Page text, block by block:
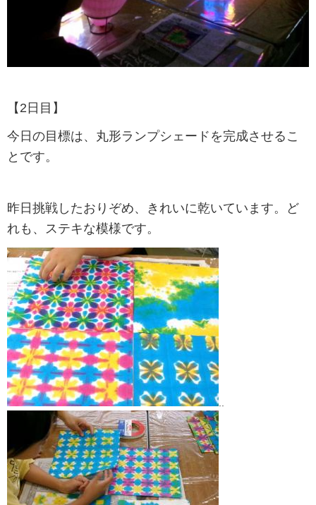
【2日目】
今日の目標は、丸形ランプシェードを完成させるこ
とです。
昨日挑戦したおりぞめ、きれいに乾いています。ど
れも、ステキな模様です。